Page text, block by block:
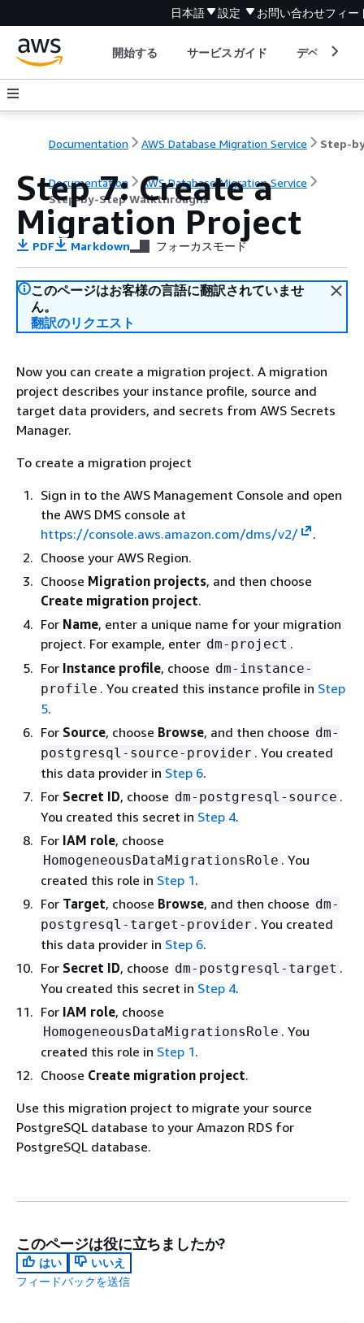
日本語 設定 お問い合わせフィー
開始する サービスガイド デベロッパ
Documentation AWS Database Migration Service
Documentation
AWS Database Migration Service
Step-by-Step Walkthroughs
Step 7: Create a
Migration Project
PDF Markdown フォーカスモード
このページはお客様の言語に翻訳されていませ
ん。
翻訳のリクエスト
Now you can create a migration project. A migration
project describes your instance profile, source and
target data providers, and secrets from AWS Secrets
Manager.
To create a migration project
Sign in to the AWS Management Console and open
the AWS DMS console at
https://console.aws.amazon.com/dms/v2/
.
Choose your AWS Region.
Choose Migration projects, and then choose
Create migration project.
For Name, enter a unique name for your migration
project. For example, enter dm-project .
For Instance profile, choose dm-instance-
profile . You created this instance profile in Step
5.
For Source, choose Browse, and then choose dm-
postgresql-source-provider . You created
this data provider in Step 6.
For Secret ID, choose dm-postgresql-source .
You created this secret in Step 4.
For IAM role, choose
HomogeneousDataMigrationsRole . You
created this role in Step 1.
For Target, choose Browse, and then choose dm-
postgresql-target-provider . You created
this data provider in Step 6.
For Secret ID, choose dm-postgresql-target .
You created this secret in Step 4.
For IAM role, choose
HomogeneousDataMigrationsRole . You
created this role in Step 1.
Choose Create migration project.
Use this migration project to migrate your source
PostgreSQL database to your Amazon RDS for
PostgreSQL database.
このページは役に立ちましたか?
はい
いいえ
フィードバックを送信